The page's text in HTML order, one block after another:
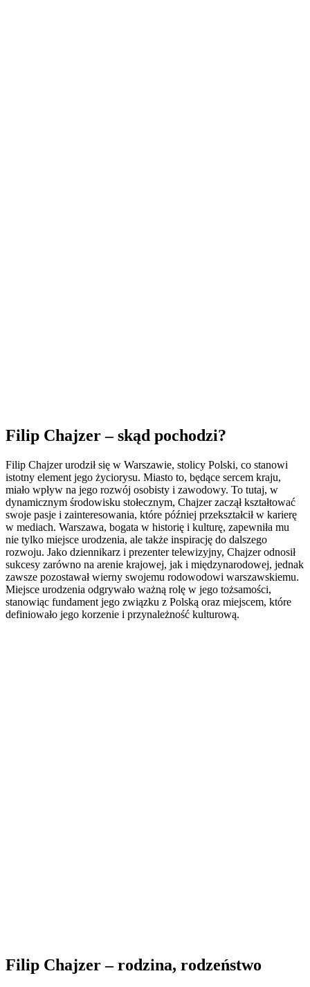
Filip Chajzer – skąd pochodzi?
Filip Chajzer urodził się w Warszawie, stolicy Polski, co stanowi
istotny element jego życiorysu. Miasto to, będące sercem kraju,
miało wpływ na jego rozwój osobisty i zawodowy. To tutaj, w
dynamicznym środowisku stołecznym, Chajzer zaczął kształtować
swoje pasje i zainteresowania, które później przekształcił w karierę
w mediach. Warszawa, bogata w historię i kulturę, zapewniła mu
nie tylko miejsce urodzenia, ale także inspirację do dalszego
rozwoju. Jako dziennikarz i prezenter telewizyjny, Chajzer odnosił
sukcesy zarówno na arenie krajowej, jak i międzynarodowej, jednak
zawsze pozostawał wierny swojemu rodowodowi warszawskiemu.
Miejsce urodzenia odgrywało ważną rolę w jego tożsamości,
stanowiąc fundament jego związku z Polską oraz miejscem, które
definiowało jego korzenie i przynależność kulturową.
Filip Chajzer – rodzina, rodzeństwo